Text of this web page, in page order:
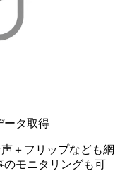
ータ取得
＋フリップなども網
のモニタリングも可